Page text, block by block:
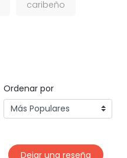
caribeño
Ordenar por
Dejar una reseña